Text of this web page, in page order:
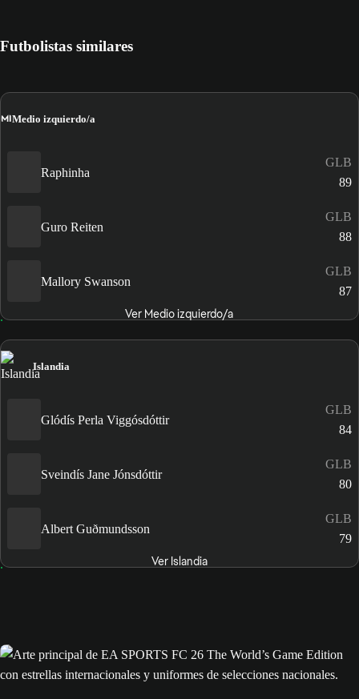
Futbolistas similares
MIMedio izquierdo/a
Raphinha
GLB
89
Guro Reiten
GLB
88
Mallory Swanson
GLB
87
Ver Medio izquierdo/a
Islandia
Glódís Perla Viggósdóttir
GLB
84
Sveindís Jane Jónsdóttir
GLB
80
Albert Guðmundsson
GLB
79
Ver Islandia